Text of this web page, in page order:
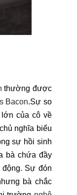
thường được
Bacon.Sự so
lớn của cô về
nghĩa biểu
sự hồi sinh
bà chứa đầy
Sự đón
bà chắc